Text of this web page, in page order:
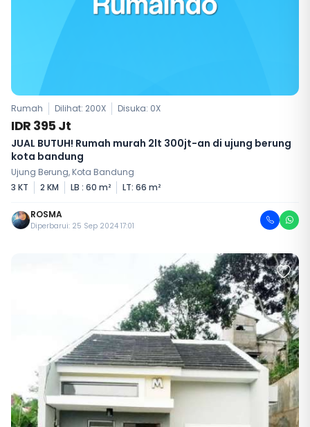
Rumah Dilihat: 200X Disuka: 0X
IDR 395 Jt
JUAL BUTUH! Rumah murah 2lt 300jt-an di ujung berung
kota bandung
Ujung Berung, Kota Bandung
3 KT
2 KM LB : 60 m² LT: 66 m²
ROSMA
Diperbarui: 25 Sep 2024 17:01